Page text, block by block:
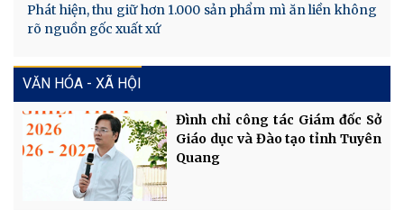
Phát hiện, thu giữ hơn 1.000 sản phẩm mì ăn liền không
rõ nguồn gốc xuất xứ
VĂN HÓA - XÃ HỘI
Đình chỉ công tác Giám đốc Sở
Giáo dục và Đào tạo tỉnh Tuyên
Quang